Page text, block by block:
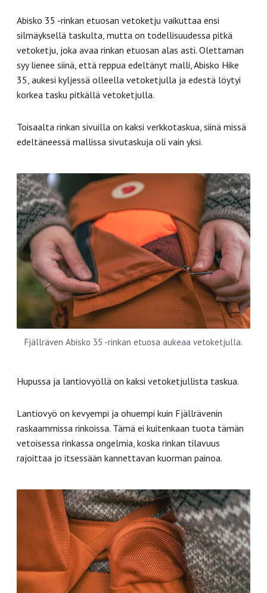
Abisko 35 -rinkan etuosan vetoketju vaikuttaa ensi
silmäyksellä taskulta, mutta on todellisuudessa pitkä
vetoketju, joka avaa rinkan etuosan alas asti. Olettaman
syy lienee siinä, että reppua edeltänyt malli, Abisko Hike
35, aukesi kyljessä olleella vetoketjulla ja edestä löytyi
korkea tasku pitkällä vetoketjulla.
Toisaalta rinkan sivuilla on kaksi verkkotaskua, siinä missä
edeltäneessä mallissa sivutaskuja oli vain yksi.
Fjällräven Abisko 35 -rinkan etuosa aukeaa vetoketjulla.
Hupussa ja lantiovyöllä on kaksi vetoketjullista taskua.
Lantiovyö on kevyempi ja ohuempi kuin Fjällrävenin
raskaammissa rinkoissa. Tämä ei kuitenkaan tuota tämän
vetoisessa rinkassa ongelmia, koska rinkan tilavuus
rajoittaa jo itsessään kannettavan kuorman painoa.